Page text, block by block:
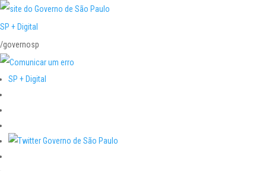
SP + Digital
/governosp
SP + Digital